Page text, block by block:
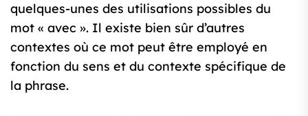
quelques-unes des utilisations possibles du
mot « avec ». Il existe bien sûr d’autres
contextes où ce mot peut être employé en
fonction du sens et du contexte spécifique de
la phrase.